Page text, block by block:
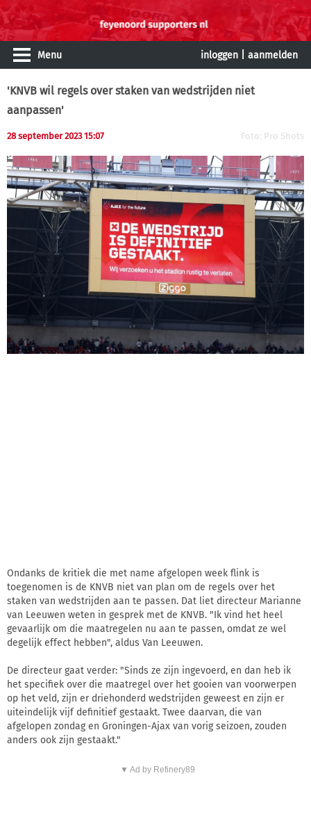
Menu inloggen aanmelden
'KNVB wil regels over staken van wedstrijden niet
aanpassen'
28 september 2023 15:07 Foto: Pro Shots
Ondanks de kritiek die met name afgelopen week flink is
toegenomen is de KNVB niet van plan om de regels over het
staken van wedstrijden aan te passen. Dat liet directeur Marianne
van Leeuwen weten in gesprek met de KNVB. "Ik vind het heel
gevaarlijk om die maatregelen nu aan te passen, omdat ze wel
degelijk effect hebben", aldus Van Leeuwen.
De directeur gaat verder: "Sinds ze zijn ingevoerd, en dan heb ik
het specifiek over die maatregel over het gooien van voorwerpen
op het veld, zijn er driehonderd wedstrijden geweest en zijn er
uiteindelijk vijf definitief gestaakt. Twee daarvan, die van
afgelopen zondag en Groningen-Ajax van vorig seizoen, zouden
anders ook zijn gestaakt."
▼ Ad by Refinery89